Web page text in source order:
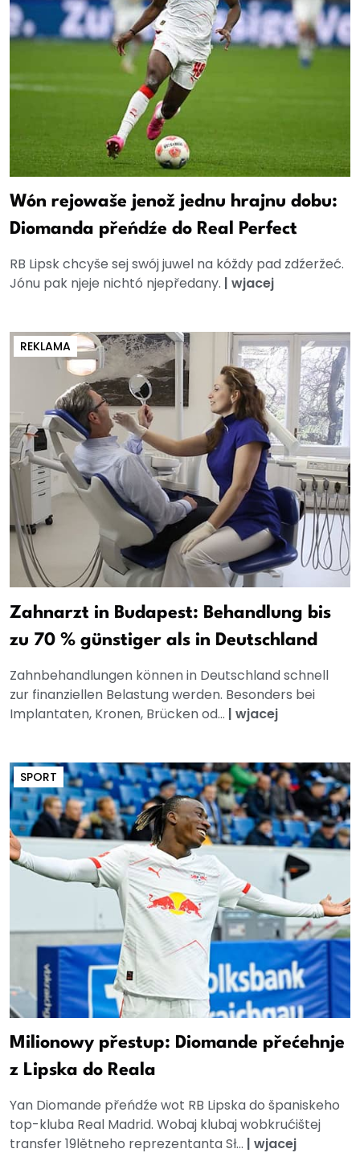
Wón rejowaše jenož jednu hrajnu dobu:
Diomanda přeńdźe do Real Perfect
RB Lipsk chcyše sej swój juwel na kóždy pad zdźeržeć.
Jónu pak njeje nichtó njepředany. | wjacej
REKLAMA
Zahnarzt in Budapest: Behandlung bis
zu 70 % günstiger als in Deutschland
Zahnbehandlungen können in Deutschland schnell
zur finanziellen Belastung werden. Besonders bei
Implantaten, Kronen, Brücken od... | wjacej
SPORT
Milionowy přestup: Diomande přećehnje
z Lipska do Reala
Yan Diomande přeńdźe wot RB Lipska do španiskeho
top-kluba Real Madrid. Wobaj klubaj wobkrućištej
transfer 19lětneho reprezentanta Sł... | wjacej